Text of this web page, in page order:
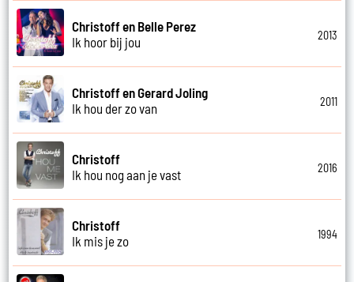
Christoff en Belle Perez
Ik hoor bij jou
2013
Christoff en Gerard Joling
Ik hou der zo van
2011
Christoff
Ik hou nog aan je vast
2016
Christoff
Ik mis je zo
1994